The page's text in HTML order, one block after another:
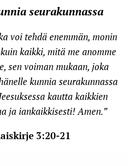
seurakunnassa
voi tehdä enemmän, monin
kaikki, mitä me anomme
sen voiman mukaan, joka
kunnia seurakunnassa
kautta kaikkien
ja iankaikkisesti! Amen.”
3:20-21